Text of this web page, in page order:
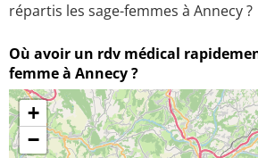
répartis les sage-femmes à Annecy ?
Où avoir un rdv médical
femme à Annecy ?
+
−